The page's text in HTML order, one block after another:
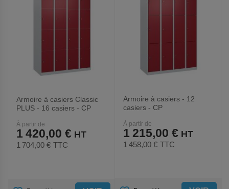
Armoire à casiers Classic
PLUS - 16 casiers - CP
À partir de
1 420,00 €
1 704,00 € TTC
Armoire à casiers - 12
casiers - CP
À partir de
1 215,00 €
1 458,00 € TTC